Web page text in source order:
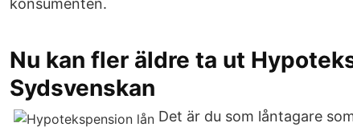
konsumenten.
Nu kan fler äldre ta ut
Sydsvenskan
Det är du som låntagare